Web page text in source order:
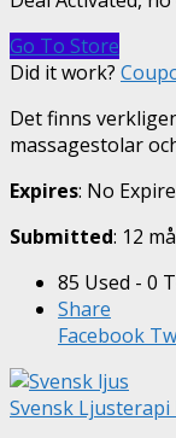
Go To Store
Did it work?
Det finns
massagestolar
Expires: No
Submitted: 12
85 Used - 0
Share
Facebook
Svensk